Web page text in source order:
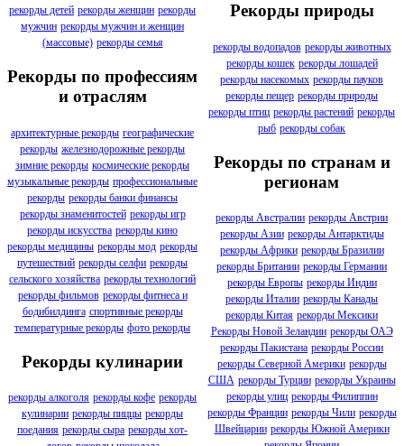
рекорды детей рекорды женщин рекорды
мужчин рекорды мужчин и женщин
(массовые) рекорды семья
Рекорды по профессиям
и отраслям
архитектурные рекорды географические
рекорды железнодорожные рекорды
зимние рекорды космические рекорды
музыкальные рекорды профессиональные
рекорды рекорды банки финансы
рекорды знаменитостей рекорды игр
рекорды искусства рекорды кино
рекорды медицины рекорды мод рекорды
путешествий рекорды селфи рекорды
сельского хозяйства рекорды технологий
рекорды фильмов рекорды фитнеса и
бодибилдинга спортивные рекорды
температурные рекорды фото рекорды
Рекорды кулинарии
рекорды алкоголя рекорды кофе рекорды
кулинарии рекорды пиццы рекорды
поедания рекорды сыра рекорды хот-
Рекорды природы
рекорды водопадов рекорды животных
рекорды кошек рекорды лошадей
рекорды насекомых рекорды пауков
рекорды пещер рекорды природы
рекорды птиц рекорды растений рекорды
рыб рекорды собак
Рекорды по странам и
регионам
рекорды Австралии рекорды Австрии
рекорды Азии рекорды Антарктиды
рекорды Африки рекорды Бразилии
рекорды Британии рекорды Германии
рекорды Европы рекорды Индии
рекорды Италии рекорды Канады
рекорды Китая рекорды Мексики
Рекорды Новой Зеландии рекорды ОАЭ
рекорды Пакистана рекорды России
рекорды Северной Америки рекорды
США рекорды Турции рекорды Украины
рекорды улиц рекорды Филиппин
рекорды Франции рекорды Чили рекорды
Швейцарии рекорды Южной Америки